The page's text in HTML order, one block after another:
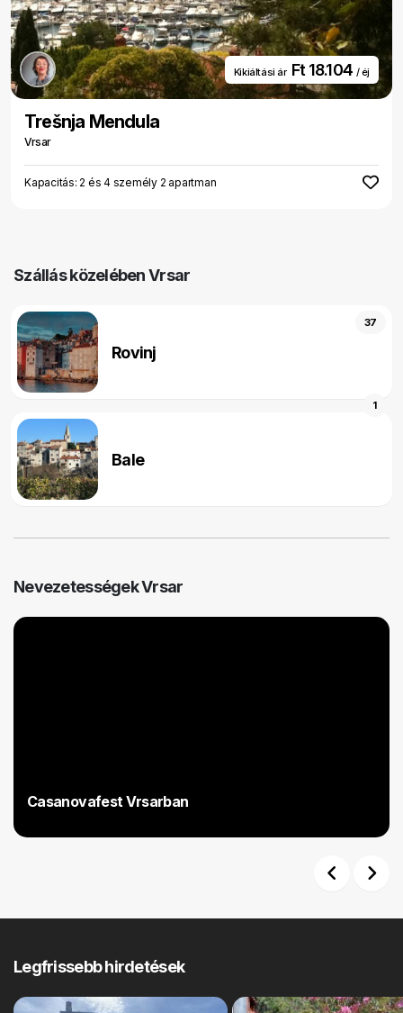
Kikiáltási ár Ft 18.104 / éj
Trešnja Mendula
Vrsar
Kapacitás: 2 és 4 személy 2 apartman
Szállás közelében Vrsar
Rovinj
37
Bale
1
Nevezetességek Vrsar
Casanovafest Vrsarban
Legfrissebb hirdetések